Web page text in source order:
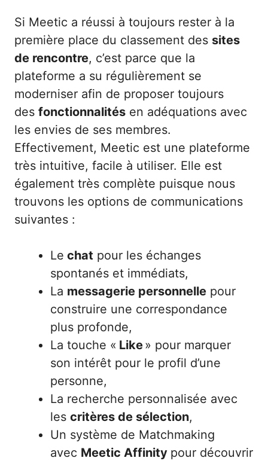
Si Meetic a réussi à toujours rester à la
première place du classement des sites
de rencontre, c’est parce que la
plateforme a su régulièrement se
moderniser afin de proposer toujours
des fonctionnalités en adéquations avec
les envies de ses membres.
Effectivement, Meetic est une plateforme
très intuitive, facile à utiliser. Elle est
également très complète puisque nous
trouvons les options de communications
suivantes :
Le chat pour les échanges
spontanés et immédiats,
La messagerie personnelle pour
construire une correspondance
plus profonde,
La touche « Like» pour marquer
son intérêt pour le profil d’une
personne,
La recherche personnalisée avec
les critères de sélection,
Un système de Matchmaking
avec Meetic Affinity pour découvrir